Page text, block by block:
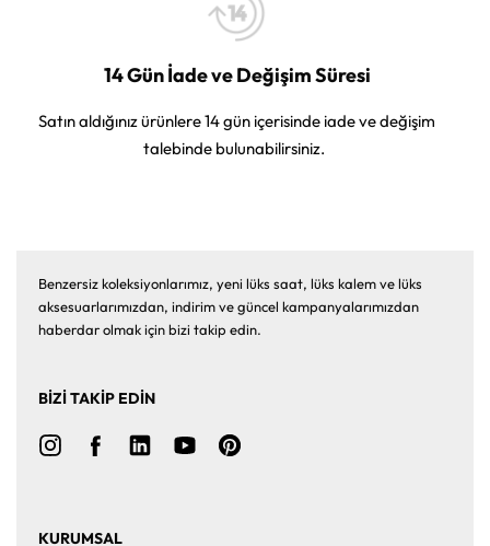
14 Gün İade ve Değişim Süresi
Satın aldığınız ürünlere 14 gün içerisinde iade ve değişim
talebinde bulunabilirsiniz.
Benzersiz koleksiyonlarımız, yeni lüks saat, lüks kalem ve lüks
aksesuarlarımızdan, indirim ve güncel kampanyalarımızdan
haberdar olmak için bizi takip edin.
BİZİ TAKİP EDİN
KURUMSAL